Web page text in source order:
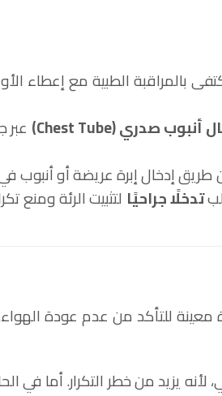
بالمراقبة الطبية مع إعطاء
أنبوب صدري(Chest Tube)
عبر
طريق إدخال إبرة عريضة أو أنبوب
تدخلًا جراحيًا لتثبيت الرئة ومنع
معينة للتأكد من عدم عودة
لأنه يزيد من خطر التكرار. أما